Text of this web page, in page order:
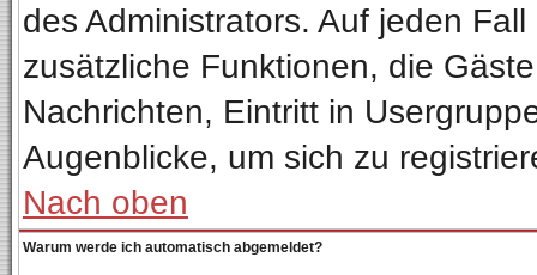
des Administrators. Auf jeden
zusätzliche Funktionen, die
Nachrichten, Eintritt in
Augenblicke, um sich zu
Nach oben
Warum werde ich automatisch abgemeldet?